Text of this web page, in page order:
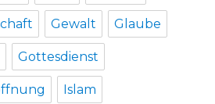
Gewalt Glaube
Gottesdienst
Islam